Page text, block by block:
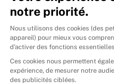
🇪🇸Espagne
🇮🇹Italie
Donner vos livres